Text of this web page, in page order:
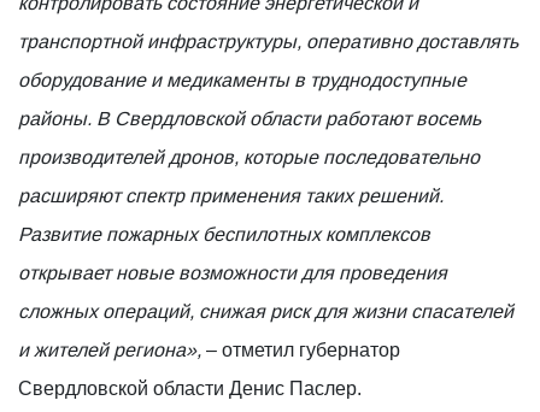
транспортной инфраструктуры, оперативно доставлять
оборудование и медикаменты в труднодоступные
районы. В Свердловской области работают восемь
производителей дронов, которые последовательно
расширяют спектр применения таких решений.
Развитие пожарных беспилотных комплексов
открывает новые возможности для проведения
сложных операций, снижая риск для жизни спасателей
и жителей региона», – отметил губернатор
Свердловской области Денис Паслер.